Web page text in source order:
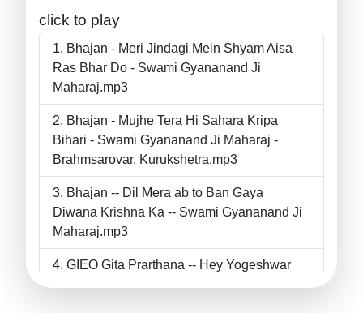
click to play
Bhajan - Meri Jindagi Mein Shyam Aisa
Ras Bhar Do - Swami Gyananand Ji
Maharaj.mp3
Bhajan - Mujhe Tera Hi Sahara Kripa
Bihari - Swami Gyananand Ji Maharaj -
Brahmsarovar, Kurukshetra.mp3
Bhajan -- Dil Mera ab to Ban Gaya
Diwana Krishna Ka -- Swami Gyananand Ji
Maharaj.mp3
GIEO Gita Prarthana -- Hey Yogeshwar